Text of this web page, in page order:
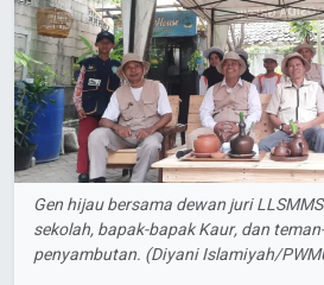
Gen hijau bersama dewan juri
sekolah, bapak-bapak Kaur, dan
penyambutan. (Diyani Islamiyah/